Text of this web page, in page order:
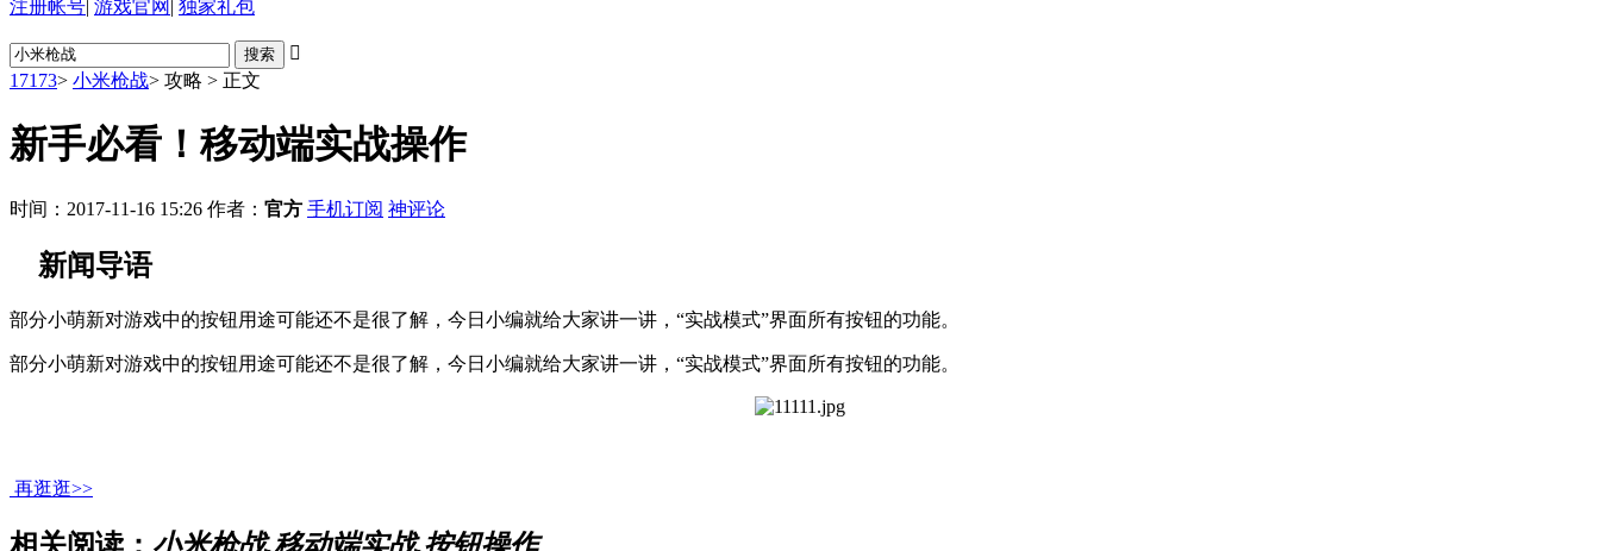
注册帐号| 游戏官网 | 独家礼包

17173> 小米枪战> 攻略 > 正文
新手必看！移动端实战操作
时间：2017-11-16 15:26 作者： 官方 手机订阅 神评论
新闻导语
部分小萌新对游戏中的按钮用途可能还不是很了解，今日小编就给大家讲一讲，“实战模式”界面所有按钮的功能。
部分小萌新对游戏中的按钮用途可能还不是很了解，今日小编就给大家讲一讲，“实战模式”界面所有按钮的功能。
再逛逛>>
相关阅读： 小米枪战,移动端实战,按钮操作